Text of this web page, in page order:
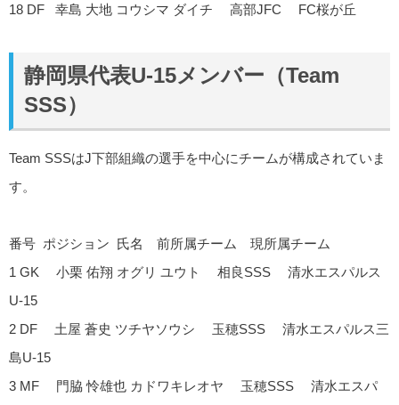
18 DF 幸島 大地 コウシマ ダイチ 高部JFC FC桜が丘
静岡県代表U-15メンバー（Team
SSS）
Team SSSはJ下部組織の選手を中心にチームが構成されていま
す。
番号 ポジション 氏名 前所属チーム 現所属チーム
1 GK 小栗 佑翔 オグリ ユウト 相良SSS 清水エスパルス
U-15
2 DF 土屋 蒼史 ツチヤソウシ 玉穂SSS 清水エスパルス三
島U-15
3 MF 門脇 怜雄也 カドワキレオヤ 玉穂SSS 清水エスパ